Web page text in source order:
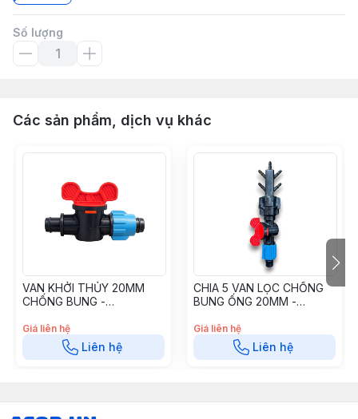
Số lượng
Các sản phẩm, dịch vụ khác
VAN KHỞI THỦY 20MM
CHỐNG BUNG -
Giá liên hệ
Liên hệ
CHIA 5 VAN LỌC CHỐNG
BUNG ỐNG 20MM -
Giá liên hệ
Liên hệ